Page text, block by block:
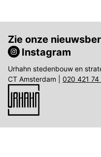
Zie onze
Instagram
Urhahn stedenbouw en
CT Amsterdam | 020 421 74